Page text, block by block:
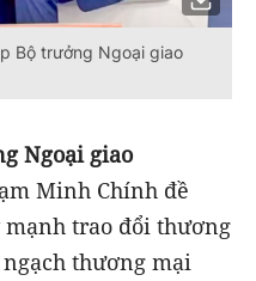
Bộ trưởng Ngoại giao
Ngoại giao
Minh Chính đề
trao đổi thương
thương mại